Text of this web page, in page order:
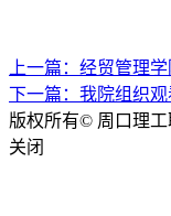
上一篇：经贸管理
下一篇：我院组织
版权所有© 周口理
关闭